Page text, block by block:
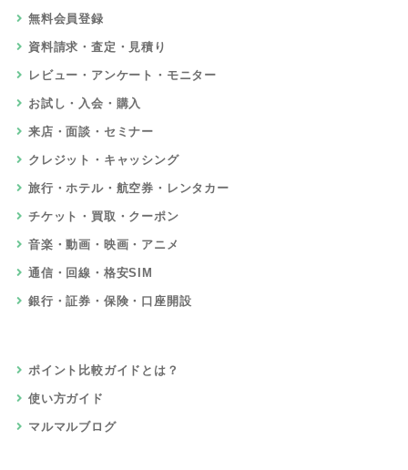
無料会員登録
資料請求・査定・見積り
レビュー・アンケート・モニター
お試し・入会・購入
来店・面談・セミナー
クレジット・キャッシング
旅行・ホテル・航空券・レンタカー
チケット・買取・クーポン
音楽・動画・映画・アニメ
通信・回線・格安SIM
銀行・証券・保険・口座開設
ポイント比較ガイドとは？
使い方ガイド
マルマルブログ